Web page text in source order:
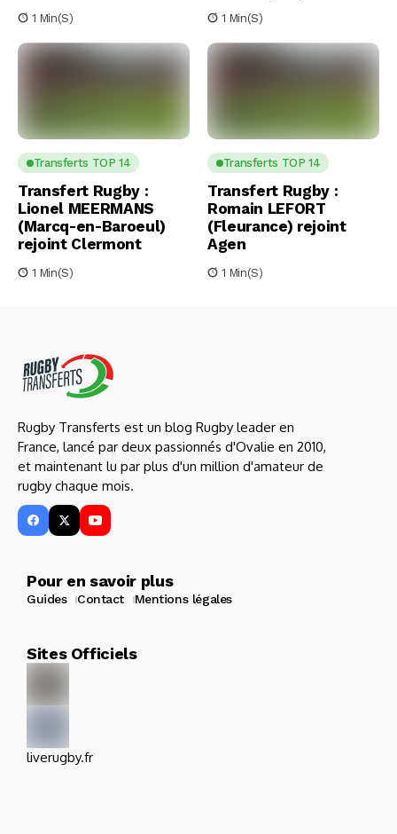
1 Min(s) 1 Min(s)
Transferts TOP 14
Transfert Rugby :
Lionel MEERMANS
(Marcq-en-Baroeul)
rejoint Clermont
1 Min(s)
Transferts TOP 14
Transfert Rugby :
Romain LEFORT
(Fleurance) rejoint
Agen
1 Min(s)
Rugby Transferts est un blog Rugby leader en
France, lancé par deux passionnés d'Ovalie en 2010,
et maintenant lu par plus d'un million d'amateur de
rugby chaque mois.
Pour en savoir plus
Guides Contact Mentions légales
Sites Officiels
liverugby.fr